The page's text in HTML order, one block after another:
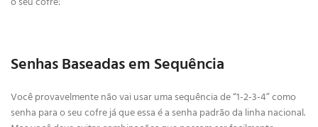
Senhas Baseadas em Sequência
Você provavelmente não vai usar uma sequência de “1-2-3-4” como
senha para o seu cofre já que essa é a senha padrão da linha nacional.